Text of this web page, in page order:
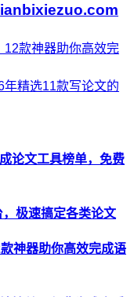
12款神器助你高效完
精选11款写论文的
论文工具榜单，免费
极速搞定各类论文
神器助你高效完成语